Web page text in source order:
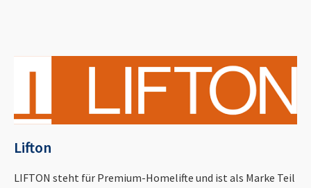
Lifton
LIFTON steht für Premium-Homelifte und ist als Marke Teil